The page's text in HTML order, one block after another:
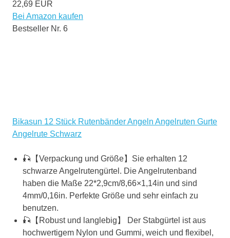
22,69 EUR
Bei Amazon kaufen
Bestseller Nr. 6
Bikasun 12 Stück Rutenbänder Angeln Angelruten Gurte
Angelrute Schwarz
🎣【Verpackung und Größe】Sie erhalten 12
schwarze Angelrutengürtel. Die Angelrutenband
haben die Maße 22*2,9cm/8,66×1,14in und sind
4mm/0,16in. Perfekte Größe und sehr einfach zu
benutzen.
🎣【Robust und langlebig】 Der Stabgürtel ist aus
hochwertigem Nylon und Gummi, weich und flexibel,